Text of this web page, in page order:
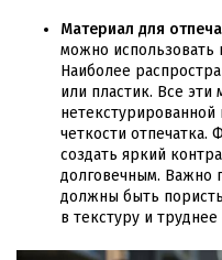
Материал для
можно использовать
Наиболее
или пластик. Все эти
четкости отпечатка.
создать яркий
долговечным. Важно
должны быть
в текстуру и